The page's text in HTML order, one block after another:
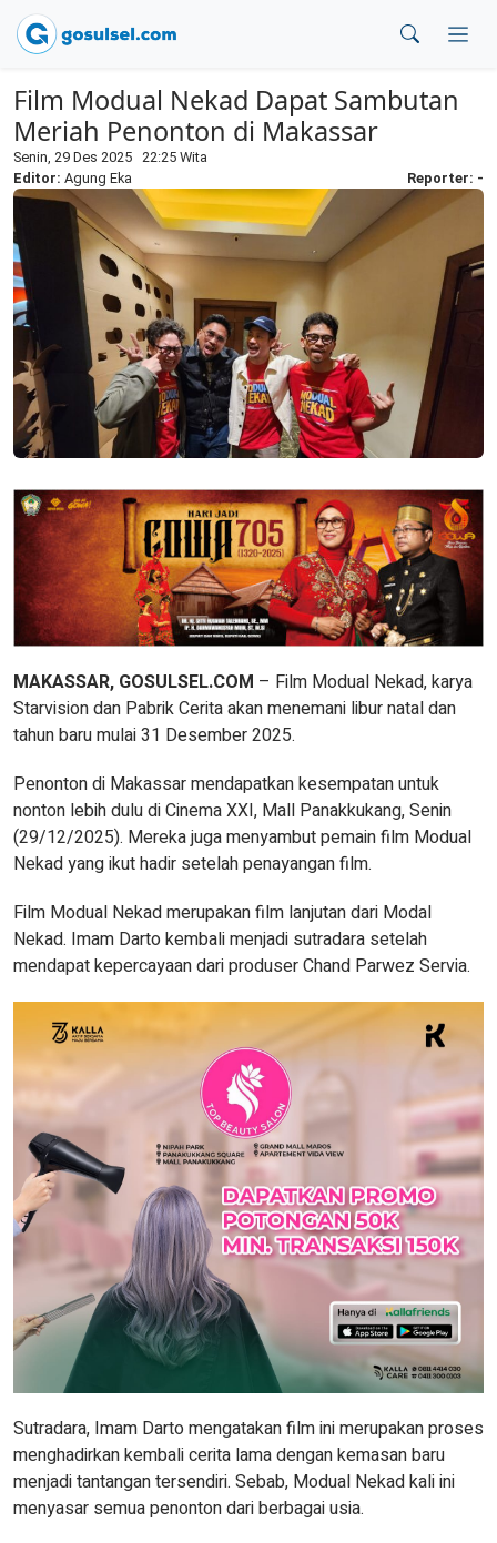
Film Modual Nekad Dapat Sambutan
Meriah Penonton di Makassar
Senin, 29 Des 2025 22:25 Wita
Editor: Agung Eka Reporter: -
MAKASSAR, GOSULSEL.COM – Film Modual Nekad, karya
Starvision dan Pabrik Cerita akan menemani libur natal dan
tahun baru mulai 31 Desember 2025.
Penonton di Makassar mendapatkan kesempatan untuk
nonton lebih dulu di Cinema XXI, Mall Panakkukang, Senin
(29/12/2025). Mereka juga menyambut pemain film Modual
Nekad yang ikut hadir setelah penayangan film.
Film Modual Nekad merupakan film lanjutan dari Modal
Nekad. Imam Darto kembali menjadi sutradara setelah
mendapat kepercayaan dari produser Chand Parwez Servia.
Sutradara, Imam Darto mengatakan film ini merupakan proses
menghadirkan kembali cerita lama dengan kemasan baru
menjadi tantangan tersendiri. Sebab, Modual Nekad kali ini
menyasar semua penonton dari berbagai usia.